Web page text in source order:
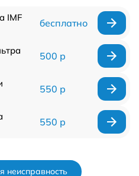
IMF
бесплатно
500 р
550 р
550 р
неисправность